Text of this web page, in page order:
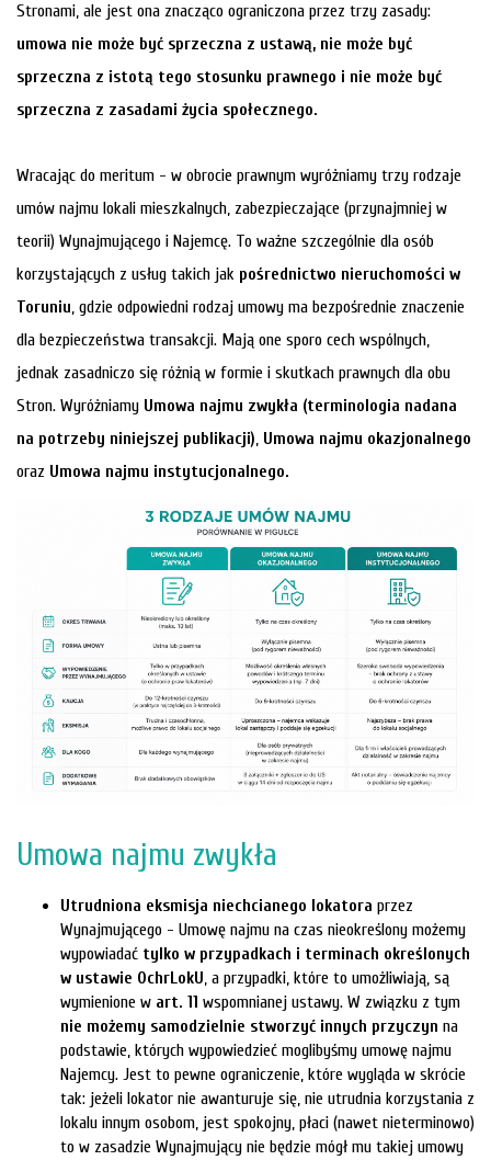
Stronami, ale jest ona znacząco ograniczona przez trzy zasady:
umowa nie może być sprzeczna z ustawą, nie może być
sprzeczna z istotą tego stosunku prawnego i nie może być
sprzeczna z zasadami życia społecznego.
Wracając do meritum - w obrocie prawnym wyróżniamy trzy rodzaje
umów najmu lokali mieszkalnych, zabezpieczające (przynajmniej w
teorii) Wynajmującego i Najemcę. To ważne szczególnie dla osób
korzystających z usług takich jak pośrednictwo nieruchomości w
Toruniu, gdzie odpowiedni rodzaj umowy ma bezpośrednie znaczenie
dla bezpieczeństwa transakcji. Mają one sporo cech wspólnych,
jednak zasadniczo się różnią w formie i skutkach prawnych dla obu
Stron. Wyróżniamy Umowa najmu zwykła (terminologia nadana
na potrzeby niniejszej publikacji), Umowa najmu okazjonalnego
oraz Umowa najmu instytucjonalnego.
Umowa najmu zwykła
Utrudniona eksmisja niechcianego lokatora przez
Wynajmującego - Umowę najmu na czas nieokreślony możemy
wypowiadać tylko w przypadkach i terminach określonych
w ustawie OchrLokU, a przypadki, które to umożliwiają, są
wymienione w art. 11 wspomnianej ustawy. W związku z tym
nie możemy samodzielnie stworzyć innych przyczyn na
podstawie, których wypowiedzieć moglibyśmy umowę najmu
Najemcy. Jest to pewne ograniczenie, które wygląda w skrócie
tak: jeżeli lokator nie awanturuje się, nie utrudnia korzystania z
lokalu innym osobom, jest spokojny, płaci (nawet nieterminowo)
to w zasadzie Wynajmujący nie będzie mógł mu takiej umowy